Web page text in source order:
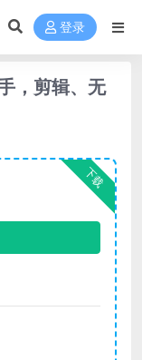
登录
，剪辑、无
下载